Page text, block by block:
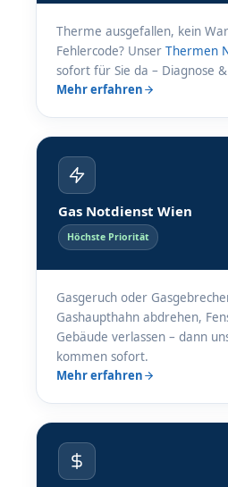
Therme ausgefallen, kein
Fehlercode? Unser Thermen
sofort für Sie da – Diagnose
Mehr erfahren
Gas Notdienst Wien
Höchste Priorität
Gasgeruch oder
Gashaupthahn abdrehen,
Gebäude verlassen – dann
kommen sofort.
Mehr erfahren